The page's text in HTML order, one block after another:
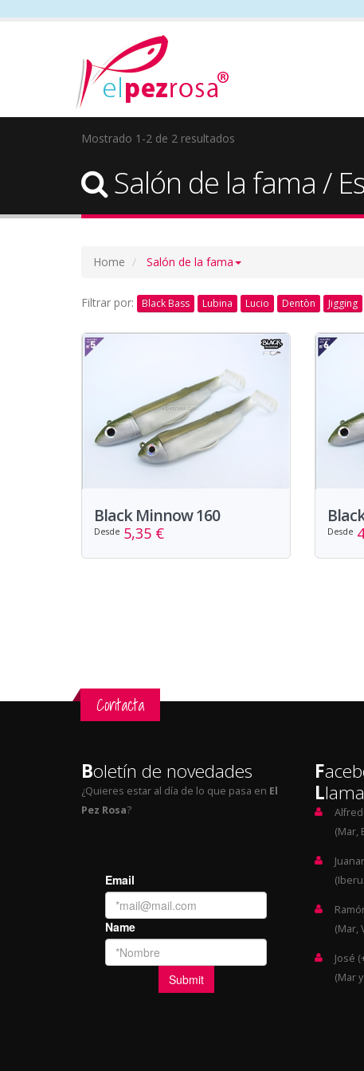
Mostrado 1-2 de 2 resultados
Salón de la fama /
Home Salón de la fama
Filtrar por: Black Bass Lubina Lucio Dentòn Jigging
Black Minnow 160
Desde 5,35 € Desde
Contacta
Boletín de novedades
¿Quieres estar al día de lo que pasa en El
Pez Rosa?
F
L
(Mar,
(Mar,
José
(Mar